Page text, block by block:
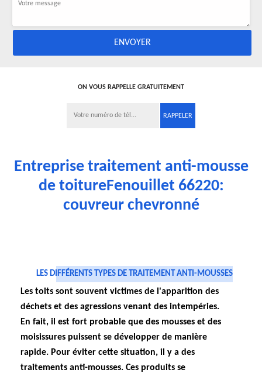
ON VOUS RAPPELLE GRATUITEMENT
Entreprise traitement anti-mousse
de toitureFenouillet 66220:
couvreur chevronné
LES DIFFÉRENTS TYPES DE TRAITEMENT ANTI-MOUSSES
Les toits sont souvent victimes de l'apparition des
déchets et des agressions venant des intempéries.
En fait, il est fort probable que des mousses et des
moisissures puissent se développer de manière
rapide. Pour éviter cette situation, il y a des
traitements anti-mousses. Ces produits se